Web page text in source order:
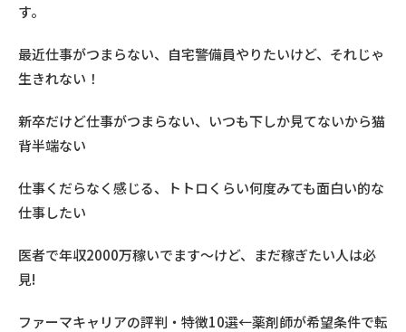
す。
最近仕事がつまらない、自宅警備員やりたいけど、それじゃ
生きれない！
新卒だけど仕事がつまらない、いつも下しか見てないから猫
背半端ない
仕事くだらなく感じる、トトロくらい何度みても面白い的な
仕事したい
医者で年収2000万稼いでます〜けど、まだ稼ぎたい人は必
見!
ファーマキャリアの評判・特徴10選←薬剤師が希望条件で転